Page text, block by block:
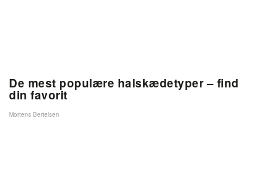
De mest populære halskædetyper – find
din favorit
Mortens Bertelsen